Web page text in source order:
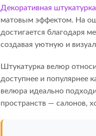
Декоративная
матовым эффектом. На
достигается благодаря
создавая уютную и
Штукатурка велюр
доступнее и популярнее
велюра идеально
пространств — салонов,